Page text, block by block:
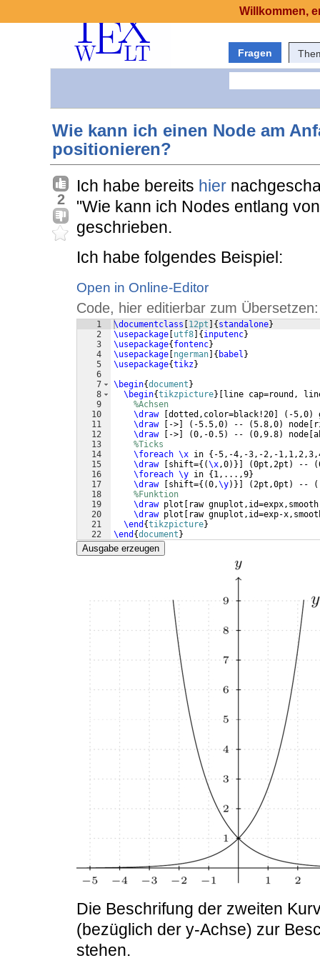
Fragen
Wie kann ich einen Node am
positionieren?
2
Ich habe bereits hier
"Wie kann ich Nodes entlang
geschrieben.
Ich habe folgendes Beispiel:
Open in Online-Editor
Code, hier editierbar zum Übersetzen:
1
2
3
4
5
6
7
8
9
10
11
12
13
14
15
16
17
18
19
20
21
22
\documentclass 12pt { standalone}
\usepackage utf8 { inputenc}
\usepackage{ fontenc}
\usepackage ngerman { babel }
\usepackage{tikz}
\begin{document }
\begin{tikzpicture}
line cap=round,
%Achsen
\draw
dotted,color=black!20 ( -5,0)
\draw
-> ( -5.5,0) -- (5.8,0) node
\draw
-> (0,-0.5) -- (0,9.8) node
%Ticks
\foreach \x in { -5,-4,-3,-2,-
\draw
shift={(\x,0)}] (0pt,2pt ) -- (
\foreach \y in { 1,...,9}
\draw
shift={(0,\y)}] (2pt,0pt ) -- (
%Funktion
\draw plot raw gnuplot,id=expx,smooth
\draw plot
raw gnuplot,id=exp-
\end {tikzpicture}
\end {document }
Ausgabe erzeugen
Die Beschrifung der zweiten
(bezüglich der y-Achse) zur
stehen.
Willkommen,